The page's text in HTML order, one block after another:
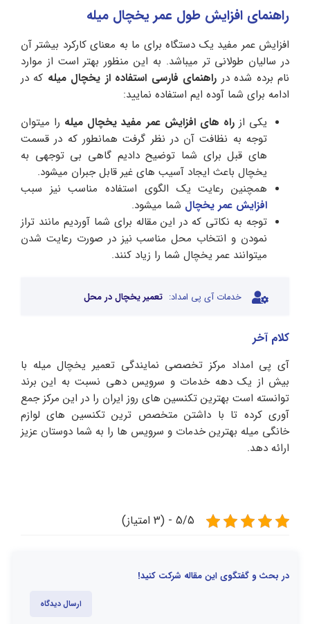
راهنمای افزایش طول عمر یخچال میله
افزایش عمر مفید یک دستگاه برای ما به معنای کارکرد بیشتر آن
در سالیان طولانی تر میباشد. به این منظور بهتر است از موارد
نام برده شده در راهنمای فارسی استفاده از یخچال میله که در
ادامه برای شما آوده ایم استفاده نمایید:
یکی ازراه های افزایش عمر مفید یخچال میله را میتوان
توجه به نظافت آن در نظر گرفت همانطور که در قسمت
های قبل برای شما توضیح دادیم گاهی بی توجهی به
یخچال باعث ایجاد آسیب های غیر قابل جبران میشود.
همچنین رعایت یک الگوی استفاده مناسب نیز سبب
افزایش عمر یخچال شما میشود.
توجه به نکاتی که در این مقاله برای شما آوردیم مانند تراز
نمودن و انتخاب محل مناسب نیز در صورت رعایت شدن
میتوانند عمر یخچال شما را زیاد کنند.
خدمات آی پی امداد: تعمیر یخچال در محل
کلام آخر
آی پی امداد مرکز تخصصی نمایندگی تعمیر یخچال میله با
بیش از یک دهه خدمات و سرویس دهی نسبت به این برند
توانسته است بهترین تکنسین های روز ایران را در این مرکز جمع
آوری کرده تا با داشتن متخصص ترین تکنسین های لوازم
خانگی میله بهترین خدمات و سرویس ها را به شما دوستان عزیز
ارائه دهد.
5/5 - (3 امتیاز)
در بحث و گفتگوی این مقاله شرکت کنید!
ارسال دیدگاه